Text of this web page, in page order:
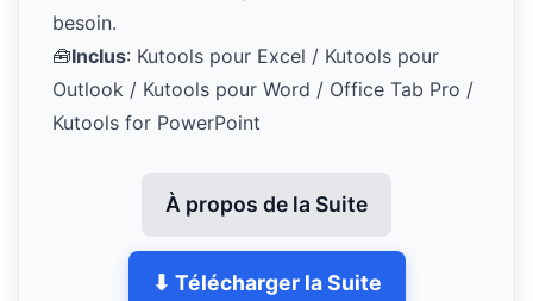
besoin.
🧰Inclus: Kutools pour Excel / Kutools pour
Outlook / Kutools pour Word / Office Tab Pro /
Kutools for PowerPoint
À propos de la Suite
⬇ Télécharger la Suite